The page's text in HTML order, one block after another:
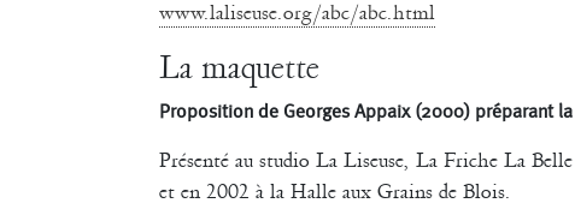
www.laliseuse.org/abc/abc.html
La maquette
Proposition de Georges Appaix (2000) préparant
Présenté au studio La Liseuse, La Friche La
et en 2002 à la Halle aux Grains de Blois.